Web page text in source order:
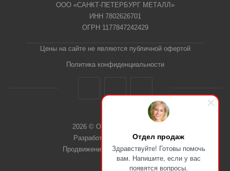
Отдел продаж
Здравствуйте! Готовы помочь
вам. Напишите, если у вас
появятся вопросы.
ООО «САНКТ-ПЕТЕРБУРГ МЕТАЛЛ»
ИНН 7802626701
ОГРН 1177847242429
Цены на сайте не являются публичной офертой
Политика конфиденциальности
2026 © ООО "СПб Металл"
Разработка сайта Dieztech
Продвижение сайта — Веб-Центр